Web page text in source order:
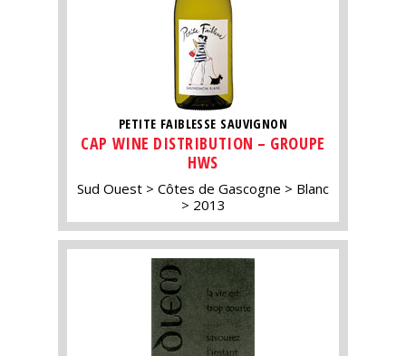
PETITE FAIBLESSE SAUVIGNON
CAP WINE DISTRIBUTION – GROUPE
HWS
Sud Ouest Côtes de Gascogne
Blanc
2013